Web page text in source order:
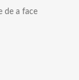
de a face